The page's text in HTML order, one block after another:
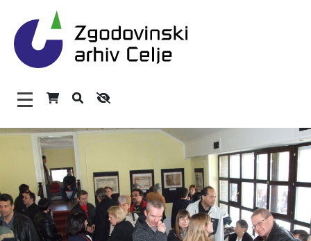
Zgodovinski arhiv Celje –
Glavni meni
O arhivu
Zaposleni
Povezave
Varstvo osebnih podatkov